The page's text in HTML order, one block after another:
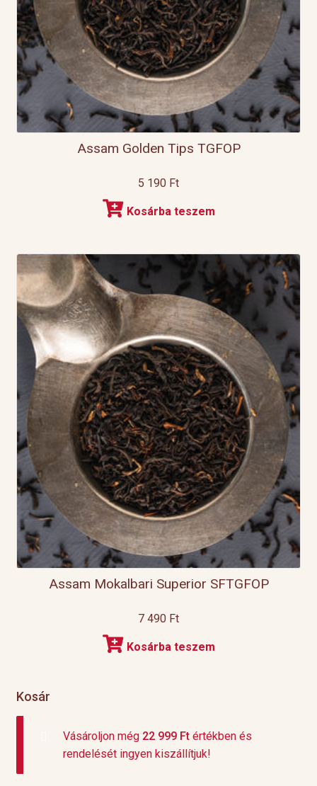
Assam Golden Tips TGFOP
5 190 Ft
Kosárba teszem
Assam Mokalbari Superior SFTGFOP
7 490 Ft
Kosárba teszem
Kosár
Vásároljon még 22 999 Ftértékben és
rendelését ingyen kiszállítjuk!